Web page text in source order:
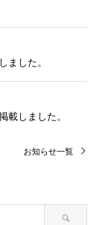
ました。
載しました。
お知らせ一覧